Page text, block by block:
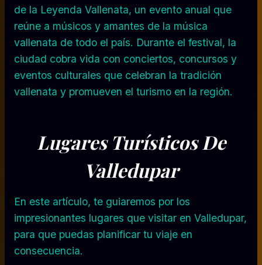
de la Leyenda Vallenata, un evento anual que
reúne a músicos y amantes de la música
vallenata de todo el país. Durante el festival, la
ciudad cobra vida con conciertos, concursos y
eventos culturales que celebran la tradición
vallenata y promueven el turismo en la región.
Lugares Turísticos De
Valledupar
En este artículo, te guiaremos por los
impresionantes lugares que visitar en Valledupar,
para que puedas planificar tu viaje en
consecuencia.